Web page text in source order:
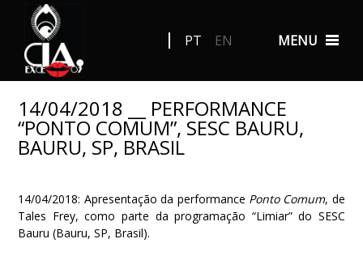
MENU
PT EN
14/04/2018 __ PERFORMANCE
“PONTO COMUM”, SESC BAURU,
BAURU, SP, BRASIL
14/04/2018: Apresentação da performance Ponto Comum, de
Tales Frey, como parte da programação “Limiar” do SESC
Bauru (Bauru, SP, Brasil).